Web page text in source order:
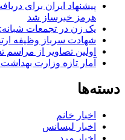
پیشنهاد ایران برای
هرمز خبرساز شد
یک زن در تجمعات
شهادت سرباز وظیفه
اولین تصاویر از مراسم
آمار تازه وزارت
دسته‌ها
اخبار خانم
اخبار لیسانس
اخبار مرد